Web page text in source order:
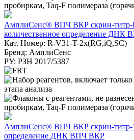
АмплиСенс® ВПЧ ВКР скрин-титр-
количественное определение ДНК
Кат. Номер: R-V31-T-2x(RG,iQ,SC)
Бренд: АмплиСенс
РУ: РЗН 2017/5387
АмплиСенс® ВПЧ ВКР скрин-титр-
определение ДНК ВПЧ ВКР